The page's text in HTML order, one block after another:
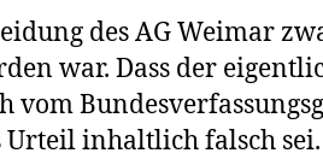
des AG Weimar
war. Dass der
vom
Urteil inhaltlich falsch